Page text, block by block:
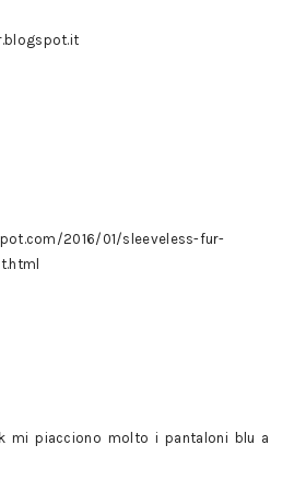
2016/01/sleeveless-fur-
mi piacciono molto i pantaloni blu a